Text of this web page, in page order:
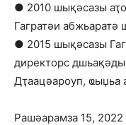
● 2010 шықәсазы
Гагратәи
● 2015 шықәсазы
директорс
Дҭаацәароуп, ҩыџьа
Рашәарамза 15,